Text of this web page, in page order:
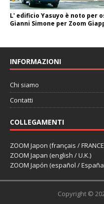
L' edificio Yasuyo è noto per
Gianni Simone per Zoom
INFORMAZIONI
Chi siamo
Contatti
COLLEGAMENTI
ZOOM Japon (français /
ZOOM Japan (english / U.K.)
ZOOM Japón (español /
Copyright ©